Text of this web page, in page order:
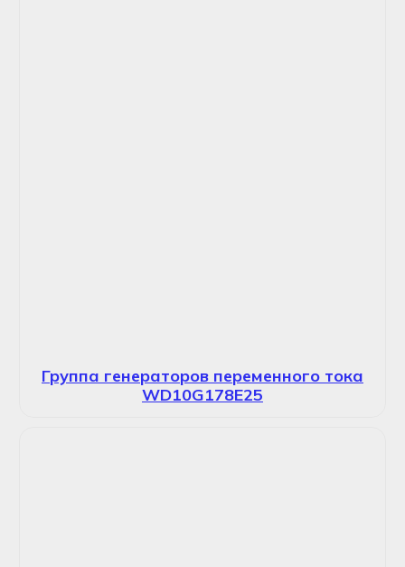
Группа генераторов переменного тока
WD10G178E25